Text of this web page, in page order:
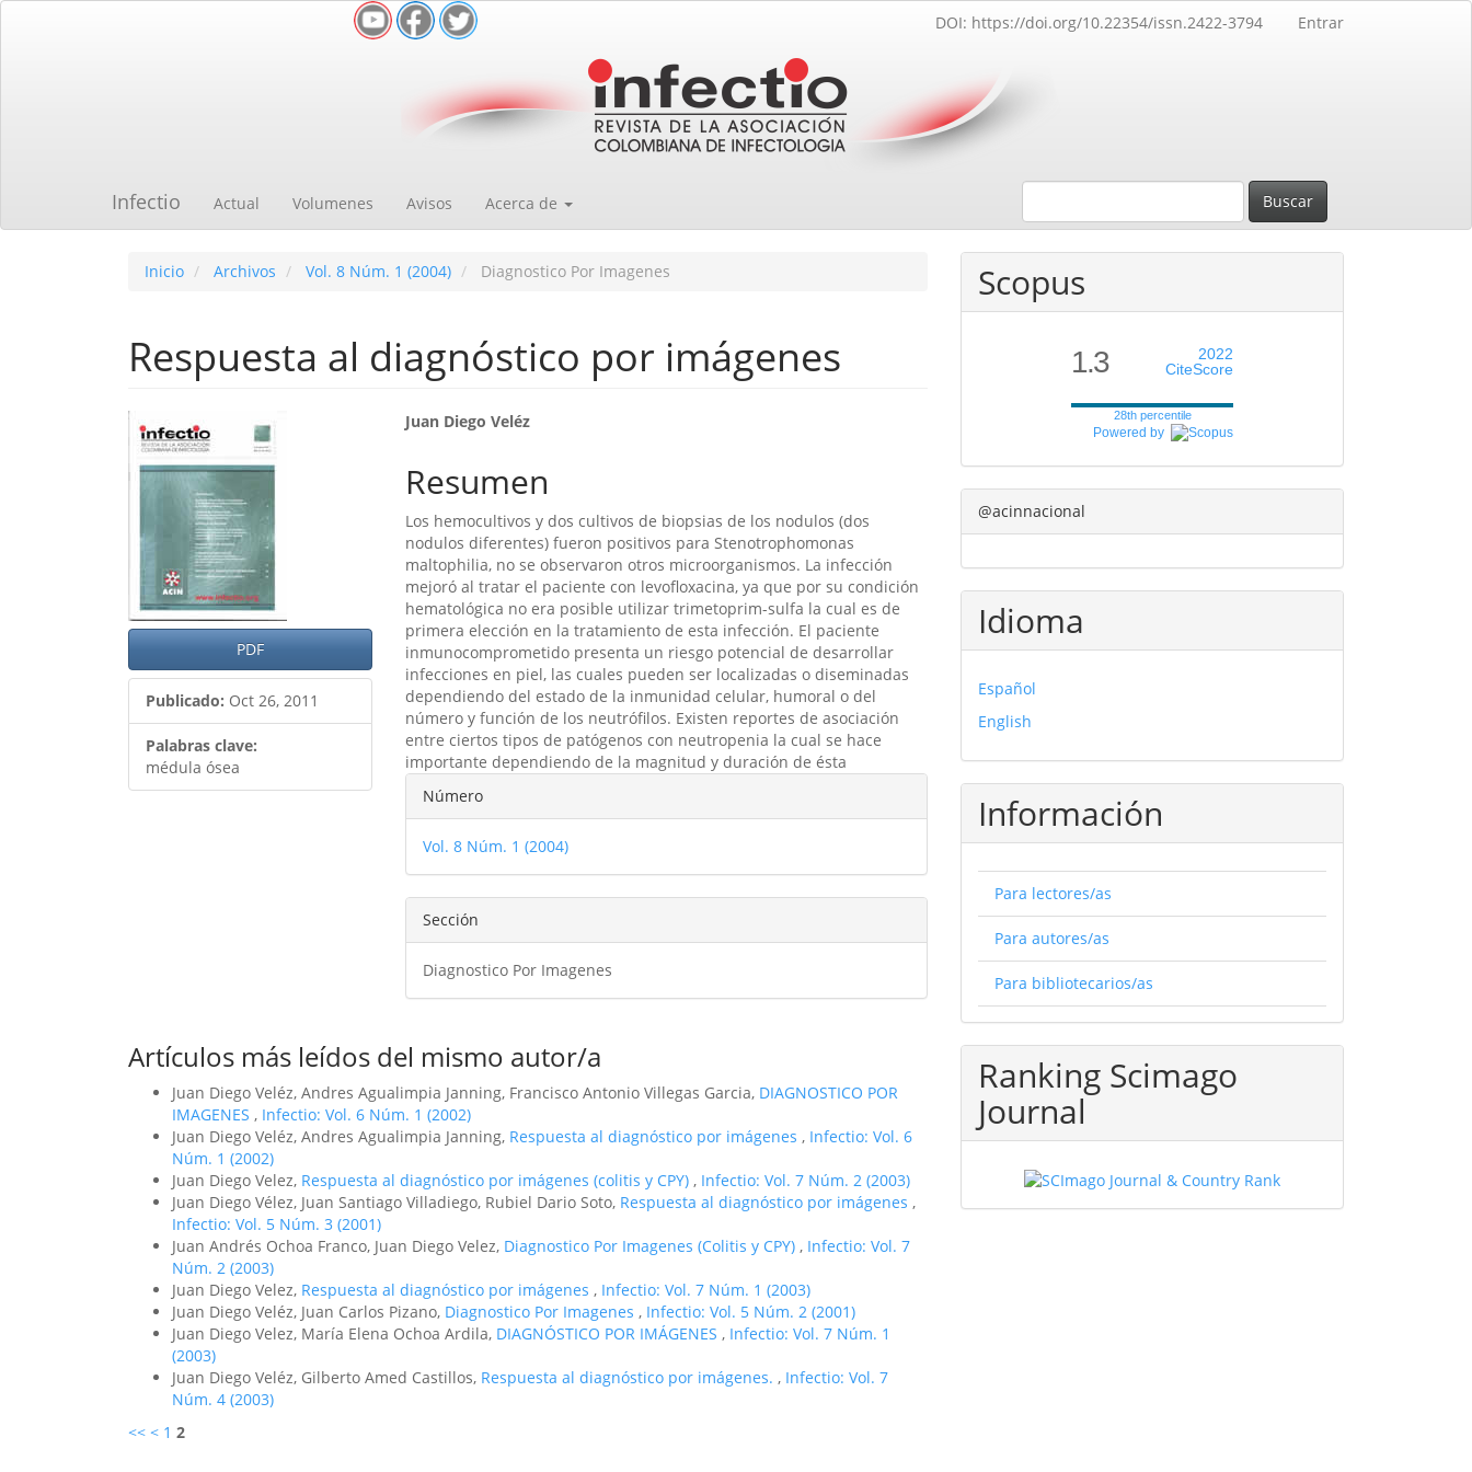
DOI: https://doi.org/10.22354/issn.2422-3794 Entrar
Infectio Actual Volumenes Avisos Acerca de Buscar
Inicio Archivos Vol. 8 Núm. 1 (2004) Diagnostico Por Imagenes
Respuesta al diagnóstico por imágenes
Barra
lateral
del
artículo
PDF
Publicado: Oct 26, 2011
Palabras clave:
médula ósea
Contenido
principal
del
artículo
Juan Diego Veléz
Resumen
Los hemocultivos y dos cultivos de biopsias de los nodulos (dos
nodulos diferentes) fueron positivos para Stenotrophomonas
maltophilia, no se observaron otros microorganismos. La infección
mejoró al tratar el paciente con levofloxacina, ya que por su condición
hematológica no era posible utilizar trimetoprim-sulfa la cual es de
primera elección en la tratamiento de esta infección. El paciente
inmunocomprometido presenta un riesgo potencial de desarrollar
infecciones en piel, las cuales pueden ser localizadas o diseminadas
dependiendo del estado de la inmunidad celular, humoral o del
número y función de los neutrófilos. Existen reportes de asociación
entre ciertos tipos de patógenos con neutropenia la cual se hace
importante dependiendo de la magnitud y duración de ésta
Detalles
del
artículo
Número
Vol. 8 Núm. 1 (2004)
Sección
Diagnostico Por Imagenes
Artículos más leídos del mismo autor/a
Juan Diego Veléz, Andres Agualimpia Janning, Francisco Antonio Villegas Garcia, DIAGNOSTICO POR
IMAGENES , Infectio: Vol. 6 Núm. 1 (2002)
Juan Diego Veléz, Andres Agualimpia Janning, Respuesta al diagnóstico por imágenes , Infectio: Vol. 6
Núm. 1 (2002)
Juan Diego Velez, Respuesta al diagnóstico por imágenes (colitis y CPY) , Infectio: Vol. 7 Núm. 2 (2003)
Juan Diego Vélez, Juan Santiago Villadiego, Rubiel Dario Soto, Respuesta al diagnóstico por imágenes ,
Infectio: Vol. 5 Núm. 3 (2001)
Juan Andrés Ochoa Franco, Juan Diego Velez, Diagnostico Por Imagenes (Colitis y CPY) , Infectio: Vol. 7
Núm. 2 (2003)
Juan Diego Velez, Respuesta al diagnóstico por imágenes , Infectio: Vol. 7 Núm. 1 (2003)
Juan Diego Veléz, Juan Carlos Pizano, Diagnostico Por Imagenes , Infectio: Vol. 5 Núm. 2 (2001)
Juan Diego Velez, María Elena Ochoa Ardila, DIAGNÓSTICO POR IMÁGENES , Infectio: Vol. 7 Núm. 1
(2003)
Juan Diego Veléz, Gilberto Amed Castillos, Respuesta al diagnóstico por imágenes. , Infectio: Vol. 7
Núm. 4 (2003)
<< < 1 2
Scopus
1.3
2022
CiteScore
28th percentile
Powered by
@acinnacional
Idioma
Español
English
Información
Para lectores/as
Para autores/as
Para bibliotecarios/as
Ranking Scimago
Journal